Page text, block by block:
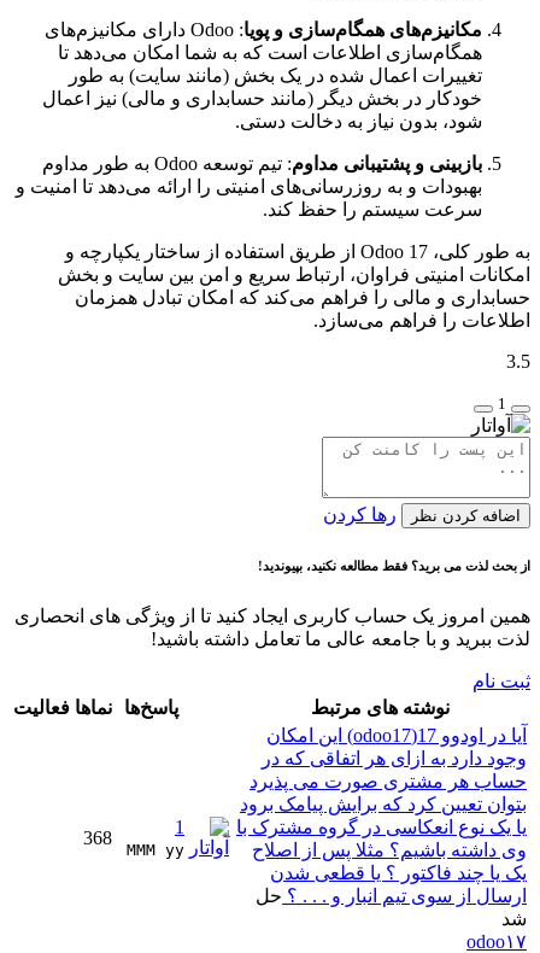
مکانیزم‌های همگام‌سازی و پویا
: Odoo دارای مکانیزم‌های
همگام‌سازی اطلاعات است که به شما امکان می‌دهد تا
تغییرات اعمال شده در یک بخش (مانند سایت) به طور
خودکار در بخش دیگر (مانند حسابداری و مالی) نیز اعمال
شود، بدون نیاز به دخالت دستی.
بازبینی و پشتیبانی مداوم
: تیم توسعه Odoo به طور مداوم
بهبودات و به روزرسانی‌های امنیتی را ارائه می‌دهد تا امنیت و
سرعت سیستم را حفظ کند.
به طور کلی، Odoo 17 از طریق استفاده از ساختار یکپارچه و
امکانات امنیتی فراوان، ارتباط سریع و امن بین سایت و بخش
حسابداری و مالی را فراهم می‌کند که امکان تبادل همزمان
اطلاعات را فراهم می‌سازد.
3.5
1
اضافه کردن نظر رها کردن
از بحث لذت می برید؟ فقط مطالعه نکنید، بپیوندید!
همین امروز یک حساب کاربری ایجاد کنید تا از ویژگی های انحصاری
لذت ببرید و با جامعه عالی ما تعامل داشته باشید!
ثبت نام
نوشته های مرتبط
پاسخ‌ها نماها فعالیت
آیا در اودوو 17(odoo17) این امکان
وجود دارد به ازای هر اتفاقی که در
حساب هر مشتری صورت می پذیرد
بتوان تعیین کرد که برایش پیامک برود
یا یک نوع انعکاسی در گروه مشترک با
وی داشته باشیم؟ مثلا پس از اصلاح
یک یا چند فاکتور ؟ یا قطعی شدن
ارسال از سوی تیم انبار و . . . ؟ حل
شد
odoo۱۷
1
MMM yy
368